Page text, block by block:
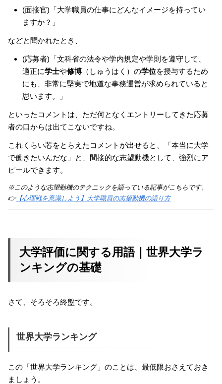
(面接官)「大学職員の仕事にどんなイメージを持ってい
ますか？」
などと聞かれたとき、
(応募者)「文科省の法令や学内規定や学則を遵守して、
適正に学士や修博 （しゅうはく）の学位を授与するため
にも、非常に堅実で地道な事務運営が求められていると
思います。」
といったコメントは、ただ何となくエントリーしてきた応募
者の口からは出てこないですね。
これくらい芯をとらえたコメントが出せると、「本当に大学
で働きたいんだな」と、間接的な志望動機として、強烈にア
ピールできます。
※このような志望動機のテクニックを語っている記事がこちらです。
👉【心理戦を意識しよう】大学職員の志望動機の語り方
大学評価に関する用語｜世界大学ラ
ンキングの基礎
さて、そろそろ終盤です。
世界大学ランキング
この「世界大学ランキング」のことは、最低限おさえておき
ましょう。